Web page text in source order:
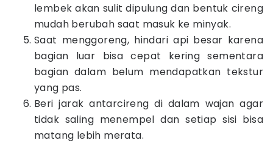
lembek akan sulit dipulung dan bentuk cireng
mudah berubah saat masuk ke minyak.
Saat menggoreng, hindari api besar karena
bagian luar bisa cepat kering sementara
bagian dalam belum mendapatkan tekstur
yang pas.
Beri jarak antarcireng di dalam wajan agar
tidak saling menempel dan setiap sisi bisa
matang lebih merata.